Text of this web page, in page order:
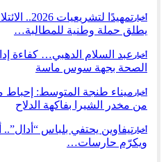
أخبار
تمهيدًا
يطلق حملة وطنية للمطالبة…
أخبار عبد السلام الدهبي… كفاءة
الصحة بجهة سوس ماسة
أخبار
من مخدر الشيرا بفاكهة الدلاح
أخبار تيفاوين يحتفي بلباس “أدال”..
ويكرّم حارسات…